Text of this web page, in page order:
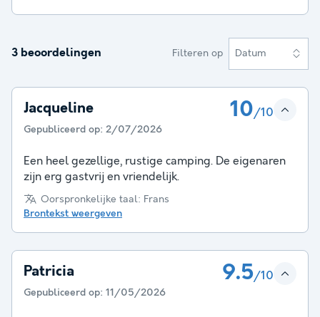
3 beoordelingen Filteren op Datum
Jacqueline 10/10
Gepubliceerd op: 2/07/2026
Een heel gezellige, rustige camping. De eigenaren
zijn erg gastvrij en vriendelijk.
Oorspronkelijke taal: Frans
Brontekst weergeven
Patricia 9.5/10
Gepubliceerd op: 11/05/2026